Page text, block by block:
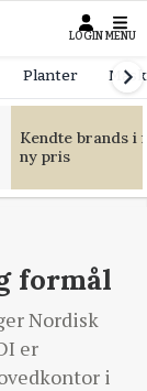
LOGIN MENU
Planter
Kendte brands i
ny pris
formål
Nordisk
er
i